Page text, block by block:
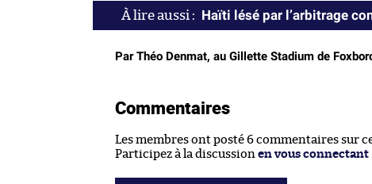
Haïti lésé par l’arbitrage
Par Théo Denmat, au Gillette Stadium de
Commentaires
Les membres ont posté 6 commentaires sur
Participez à la discussion en vous connectant